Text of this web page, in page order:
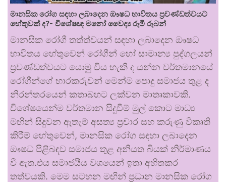
මානසික රෝග සඳහා ලබාදෙන ඖෂධ භාවිතය ප්‍රචණ්ඩත්වයට
හේතුවක් ද?- විශේෂඥ මනෝ වෛද්‍ය රූමි රූබන්
මානසික රෝගී තත්ත්වයන් සඳහා ලබාදෙන ඖෂධ
භාවිතය හේතුවෙන් රෝගීන් හෝ සාමාන්‍ය පුද්ගලයන්
ප්‍රචණ්ඩත්වයට යොමු විය හැකි ද යන්න වර්තමානයේ
රෝගීන්ගේ භාරකරුවන් මෙන්ම පොදු සමාජය තුළ ද
නිරන්තරයෙන් කතාබහට ලක්වන මාතෘකාවකි.
විශේෂයෙන්ම වර්තමාන සිදුවීම් මුල් කොට මාධ්‍ය
මඟින් සිදුවන ඇතැම් අසත්‍ය ප්‍රචාර සහ කරුණු විකෘති
කිරීම් හේතුවෙන්, මානසික රෝග සඳහා ලබාදෙන
ඖෂධ පිළිබඳව සමාජය තුළ අනියත බියක් නිර්මාණය
වී ඇත.එය සමාජයීය වශයෙන් ඉතා අහිතකර
තත්වයකි. මෙම සටහන මඟින් ප්‍රධාන මානසික රෝග